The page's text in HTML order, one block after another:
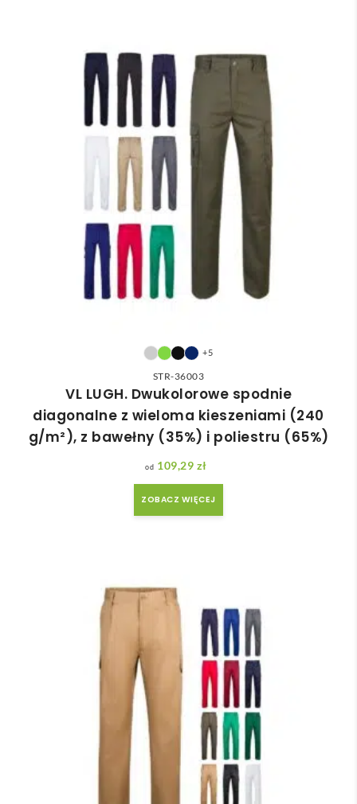
+5
STR-36003
VL LUGH. Dwukolorowe spodnie
diagonalne z wieloma kieszeniami (240
g/m²), z bawełny (35%) i poliestru (65%)
109,29 zł
ZOBACZ WIĘCEJ